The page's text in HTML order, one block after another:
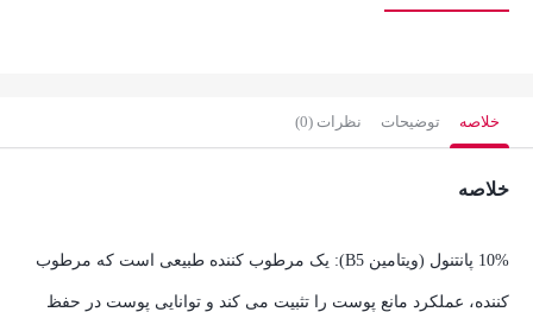
خلاصه توضیحات نظرات (0)
خلاصه
10% پانتنول (ویتامین B5): یک مرطوب کننده طبیعی است که مرطوب
کننده، عملکرد مانع پوست را تثبیت می کند و توانایی پوست در حفظ